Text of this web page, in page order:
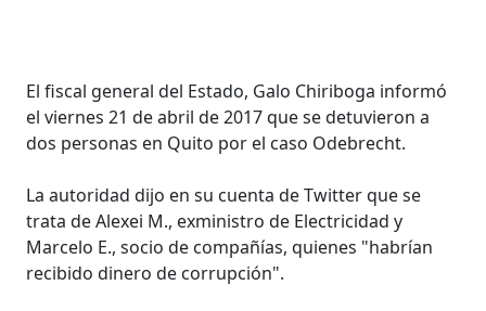
El fiscal general del Estado, Galo Chiriboga informó
el viernes 21 de abril de 2017 que se detuvieron a
dos personas en Quito por el caso Odebrecht.
La autoridad dijo en su cuenta de Twitter que se
trata de Alexei M., exministro de Electricidad y
Marcelo E., socio de compañías, quienes "habrían
recibido dinero de corrupción".